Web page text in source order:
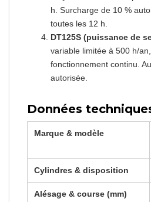
h. Surcharge de 10 %
toutes les 12 h.
DT125S (puissance de
variable limitée à 500 h/
fonctionnement continu.
autorisée.
Données
Marque & modèle
Cylindres & disposition
Alésage & course (mm)